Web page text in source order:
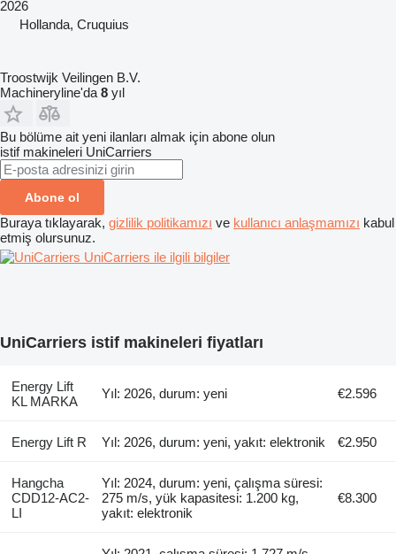
2026
Hollanda, Cruquius
Troostwijk Veilingen B.V.
Machineryline'da 8 yıl
Bu bölüme ait yeni ilanları almak için abone olun
istif makineleri UniCarriers
Abone ol
Buraya tıklayarak, gizlilik politikamızı ve kullanıcı anlaşmamızı kabul
etmiş olursunuz.
UniCarriers ile ilgili bilgiler
UniCarriers istif makineleri fiyatları
Energy Lift
KL MARKA
Yıl: 2026, durum: yeni €2.596
Energy Lift R Yıl: 2026, durum: yeni, yakıt: elektronik €2.950
Hangcha
CDD12-AC2-
LI
Yıl: 2024, durum: yeni, çalışma süresi:
275 m/s, yük kapasitesi: 1.200 kg,
yakıt: elektronik
€8.300